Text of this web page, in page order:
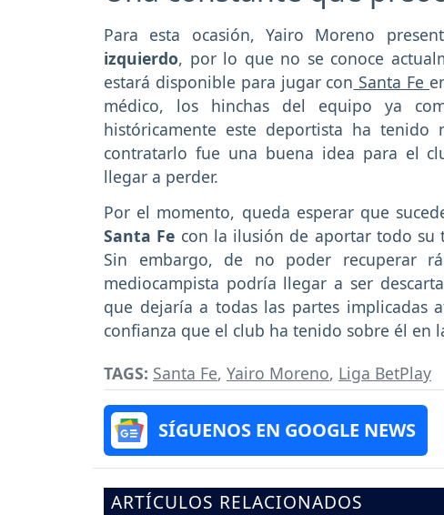
Para esta ocasión, Yairo Moreno
izquierdo, por lo que no se conoce
estará disponible para jugar con Santa Fe
médico, los hinchas del equipo ya
históricamente este deportista ha
contratarlo fue una buena idea para el
llegar a perder.
Por el momento, queda esperar que
Santa Fe con la ilusión de aportar todo
Sin embargo, de no poder recuperar
mediocampista podría llegar a ser
que dejaría a todas las partes implicadas
confianza que el club ha tenido sobre él en
TAGS: Santa Fe, Yairo Moreno, Liga BetPlay
SÍGUENOS EN GOOGLE NEWS
ARTÍCULOS RELACIONADOS